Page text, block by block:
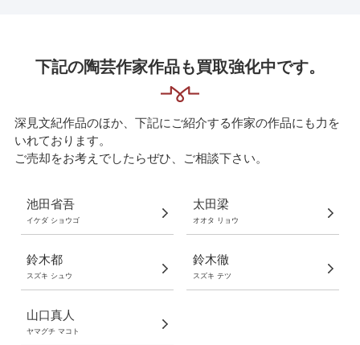
下記の陶芸作家作品も買取強化中です。
深見文紀作品のほか、下記にご紹介する作家の作品にも力を
いれております。
ご売却をお考えでしたらぜひ、ご相談下さい。
池田省吾
イケダ ショウゴ
太田梁
オオタ リョウ
鈴木都
スズキ シュウ
鈴木徹
スズキ テツ
山口真人
ヤマグチ マコト